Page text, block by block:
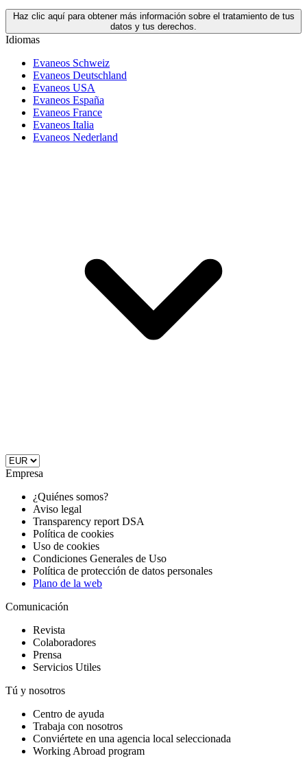
Haz clic aquí para obtener más información sobre el tratamiento de tus
datos y tus derechos.
Idiomas
Evaneos Schweiz
Evaneos Deutschland
Evaneos USA
Evaneos España
Evaneos France
Evaneos Italia
Evaneos Nederland
Empresa
¿Quiénes somos?
Aviso legal
Transparency report DSA
Política de cookies
Uso de cookies
Condiciones Generales de Uso
Política de protección de datos personales
Plano de la web
Comunicación
Revista
Colaboradores
Prensa
Servicios Utiles
Tú y nosotros
Centro de ayuda
Trabaja con nosotros
Conviértete en una agencia local seleccionada
Working Abroad program